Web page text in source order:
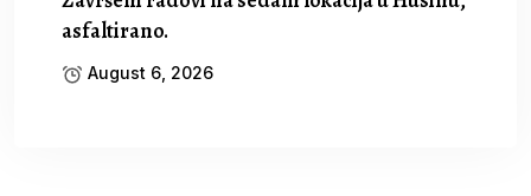
asfaltirano.
August 6, 2026